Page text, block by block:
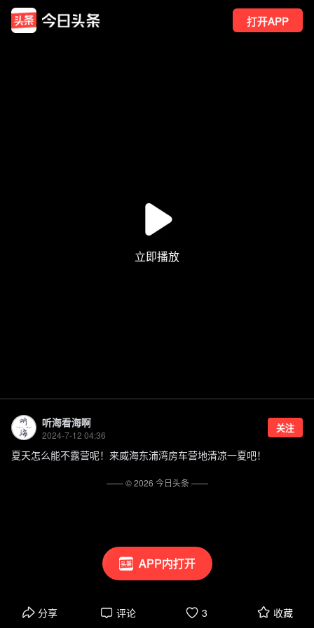
打开APP
APP内打开
听海看海啊
2024-7-12 04:36
关注
夏天怎么能不露营呢！来威海东浦湾房车营地清凉一夏吧！
分享 评论 3 收藏
—— ©2026 今日头条——